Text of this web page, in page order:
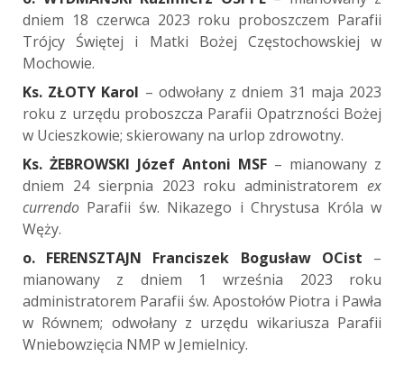
dniem 18 czerwca 2023 roku proboszczem Parafii
Trójcy Świętej i Matki Bożej Częstochowskiej w
Mochowie.
Ks. ZŁOTY Karol – odwołany z dniem 31 maja 2023
roku z urzędu proboszcza Parafii Opatrzności Bożej
w Ucieszkowie; skierowany na urlop zdrowotny.
Ks. ŻEBROWSKI Józef Antoni MSF – mianowany z
dniem 24 sierpnia 2023 roku administratorem ex
currendo Parafii św. Nikazego i Chrystusa Króla w
Węży.
o. FERENSZTAJN Franciszek Bogusław OCist –
mianowany z dniem 1 września 2023 roku
administratorem Parafii św. Apostołów Piotra i Pawła
w Równem; odwołany z urzędu wikariusza Parafii
Wniebowzięcia NMP w Jemielnicy.